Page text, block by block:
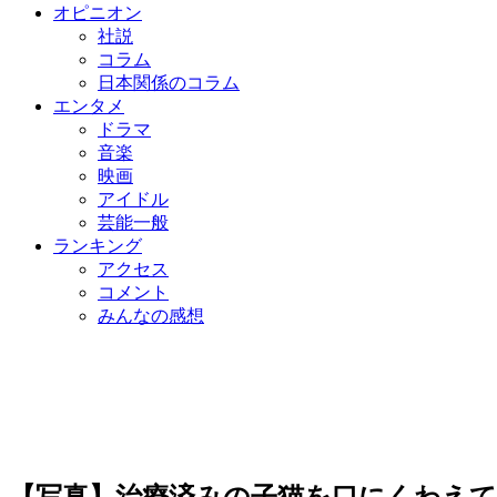
オピニオン
社説
コラム
日本関係のコラム
エンタメ
ドラマ
音楽
映画
アイドル
芸能一般
ランキング
アクセス
コメント
みんなの感想